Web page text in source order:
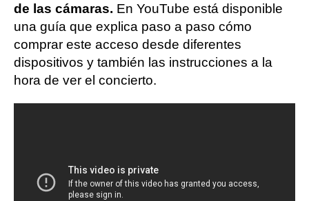
de las cámaras. En YouTube está disponible
una guía que explica paso a paso cómo
comprar este acceso desde diferentes
dispositivos y también las instrucciones a la
hora de ver el concierto.